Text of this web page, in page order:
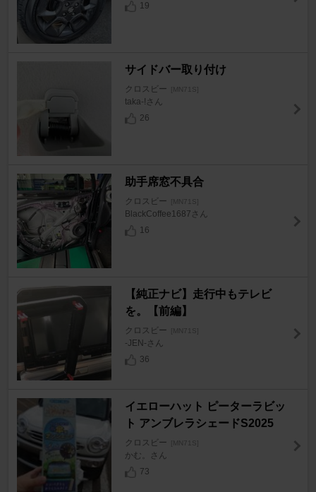
19
サイドバー取り付け
クロスビー [MN71S]
taka-!さん
26
助手席窓不具合
クロスビー [MN71S]
BlackCoffee1687さん
16
【純正ナビ】走行中もテレビ
を。【前編】
クロスビー [MN71S]
-JEN-さん
36
イエローハット ピーターラビッ
ト アンブレラシェードS2025
クロスビー [MN71S]
かむ。さん
73